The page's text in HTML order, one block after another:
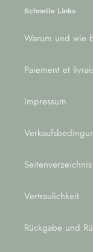
Schnelle Links
Warum und wie
Paiement et
Impressum
Seitenverzeichnis
Vertraulichkeit
Rückgabe und